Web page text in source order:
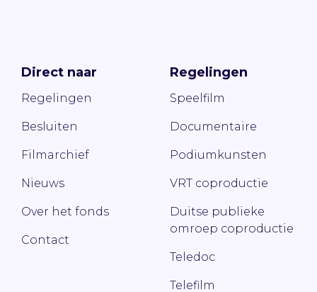
Direct naar
Regelingen
Besluiten
Filmarchief
Nieuws
Over het fonds
Contact
Regelingen
Speelfilm
Documentaire
Podiumkunsten
VRT coproductie
Duitse publieke
omroep coproductie
Teledoc
Telefilm